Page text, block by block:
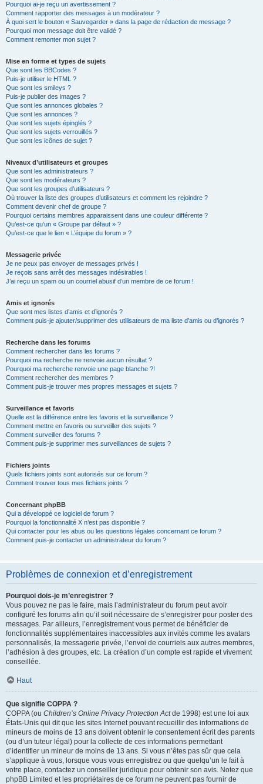
Pourquoi ai-je reçu un avertissement ?
Comment rapporter des messages à un modérateur ?
À quoi sert le bouton « Sauvegarder » dans la page de rédaction de message ?
Pourquoi mon message doit être validé ?
Comment remonter mon sujet ?
Mise en forme et types de sujets
Que sont les BBCodes ?
Puis-je utiliser le HTML ?
Que sont les smileys ?
Puis-je publier des images ?
Que sont les annonces globales ?
Que sont les annonces ?
Que sont les sujets épinglés ?
Que sont les sujets verrouillés ?
Que sont les icônes de sujet ?
Niveaux d’utilisateurs et groupes
Que sont les administrateurs ?
Que sont les modérateurs ?
Que sont les groupes d’utilisateurs ?
Où trouver la liste des groupes d’utilisateurs et comment les rejoindre ?
Comment devenir chef de groupe ?
Pourquoi certains membres apparaissent dans une couleur différente ?
Qu’est-ce qu’un « Groupe par défaut » ?
Qu’est-ce que le lien « L’équipe du forum » ?
Messagerie privée
Je ne peux pas envoyer de messages privés !
Je reçois sans arrêt des messages indésirables !
J’ai reçu un spam ou un courriel abusif d’un membre de ce forum !
Amis et ignorés
Que sont mes listes d’amis et d’ignorés ?
Comment puis-je ajouter/supprimer des utilisateurs de ma liste d’amis ou d’ignorés ?
Recherche dans les forums
Comment rechercher dans les forums ?
Pourquoi ma recherche ne renvoie aucun résultat ?
Pourquoi ma recherche renvoie une page blanche ?!
Comment rechercher des membres ?
Comment puis-je trouver mes propres messages et sujets ?
Surveillance et favoris
Quelle est la différence entre les favoris et la surveillance ?
Comment mettre en favoris ou surveiller des sujets ?
Comment surveiller des forums ?
Comment puis-je supprimer mes surveillances de sujets ?
Fichiers joints
Quels fichiers joints sont autorisés sur ce forum ?
Comment trouver tous mes fichiers joints ?
Concernant phpBB
Qui a développé ce logiciel de forum ?
Pourquoi la fonctionnalité X n’est pas disponible ?
Qui contacter pour les abus ou les questions légales concernant ce forum ?
Comment puis-je contacter un administrateur du forum ?
Problèmes de connexion et d’enregistrement
Pourquoi dois-je m’enregistrer ?
Vous pouvez ne pas le faire, mais l’administrateur du forum peut avoir
configuré les forums afin qu’il soit nécessaire de s’enregistrer pour poster des
messages. Par ailleurs, l’enregistrement vous permet de bénéficier de
fonctionnalités supplémentaires inaccessibles aux invités comme les avatars
personnalisés, la messagerie privée, l’envoi de courriels aux autres membres,
l’adhésion à des groupes, etc. La création d’un compte est rapide et vivement
conseillée.
Haut
Que signifie COPPA ?
COPPA (ou Children’s Online Privacy Protection Actde 1998) est une loi aux
États-Unis qui dit que les sites Internet pouvant recueillir des informations de
mineurs de moins de 13 ans doivent obtenir le consentement écrit des parents
(ou d’un tuteur légal) pour la collecte de ces informations permettant
d’identifier un mineur de moins de 13 ans. Si vous n’êtes pas sûr que cela
s’applique à vous, lorsque vous vous enregistrez ou que quelqu’un le fait à
votre place, contactez un conseiller juridique pour obtenir son avis. Notez que
phpBB Limited et les propriétaires de ce forum ne peuvent pas fournir de